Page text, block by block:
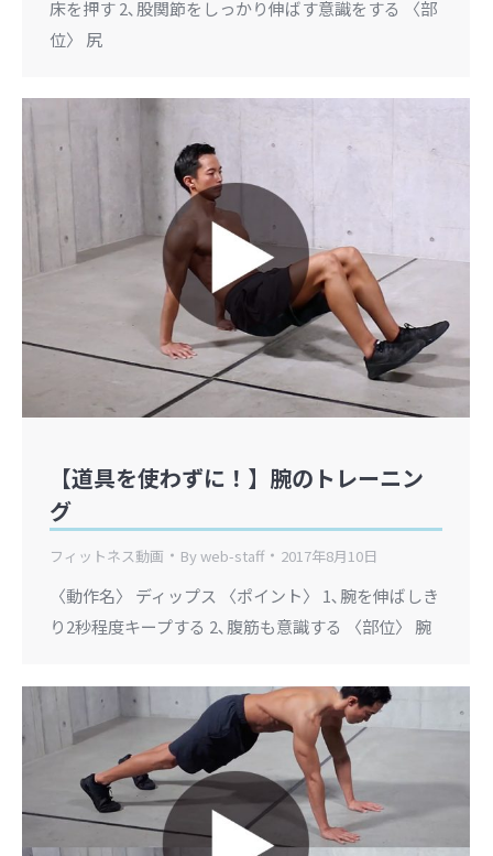
床を押す 2､股関節をしっかり伸ばす意識をする 〈部
位〉 尻
【道具を使わずに！】腕のトレーニン
グ
フィットネス動画 Byweb-staff 2017年8月10日
〈動作名〉 ディップス 〈ポイント〉 1､腕を伸ばしき
り2秒程度キープする 2､腹筋も意識する 〈部位〉 腕